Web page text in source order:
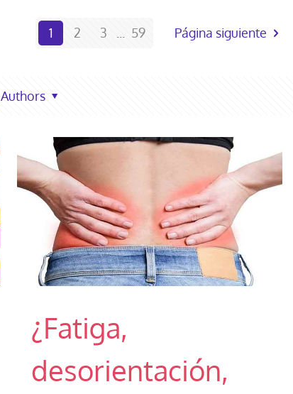
1 2 3 59 Página siguiente
Authors
¿Fatiga,
desorientación,